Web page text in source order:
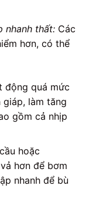
nhanh thất:Các
hơn, có thể
động quá mức
giáp, làm tăng
gồm cả nhịp
hoặc
hơn để bơm
nhanh để bù